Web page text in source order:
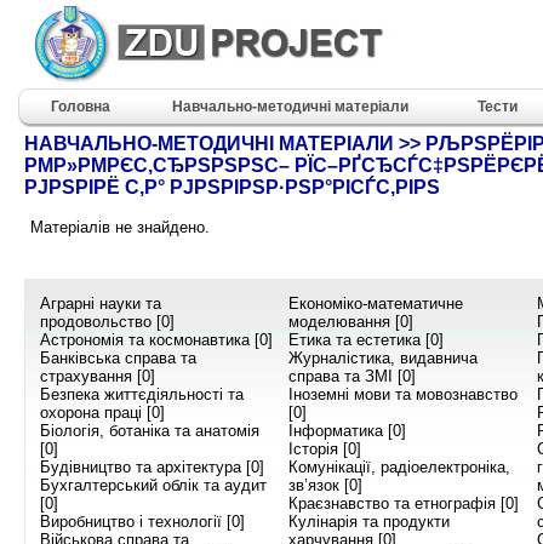
Головна Навчально-методичні матеріали Тести
НАВЧАЛЬНО-МЕТОДИЧНІ МАТЕРІАЛИ >>
РΜР»РΜРЄС‚СЂРЅРЅРЅС–
РЈРЅРІРЁ С‚Р° РЈРЅРІРЅР·РЅР°РІСЃС‚РІРЅ
Матеріалів не знайдено.
Аграрні науки та
продовольство [0]
Астрономія та космонавтика [0]
Банківська справа та
страхування [0]
Безпека життєдіяльності та
охорона праці [0]
Біологія, ботаніка та анатомія
[0]
Будівництво та архітектура [0]
Бухгалтерський облік та аудит
[0]
Виробництво і технології [0]
Військова справа та
Економіко-математичне
моделювання [0]
Етика та естетика [0]
Журналістика, видавнича
справа та ЗМІ [0]
Іноземні мови та мовознавство
[0]
Інформатика [0]
Історія [0]
Комунікації, радіоелектроніка,
зв’язок [0]
Краєзнавство та етнографія [0]
Кулінарія та продукти
харчування [0]